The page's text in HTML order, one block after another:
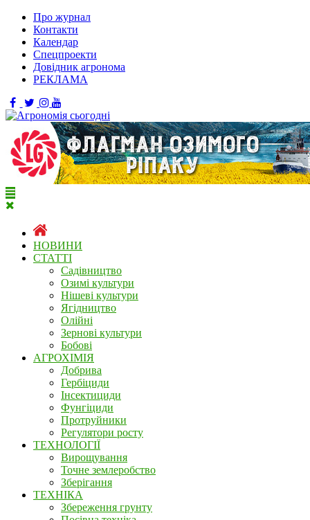
Про журнал
Контакти
Календар
Спецпроекти
Довідник агронома
РЕКЛАМА
НОВИНИ
СТАТТІ
Садівництво
Озимі культури
Нішеві культури
Ягідництво
Олійні
Зернові культури
Бобові
АГРОХІМІЯ
Добрива
Гербіциди
Інсектициди
Фунгіциди
Протруйники
Регулятори росту
ТЕХНОЛОГІЇ
Вирощування
Точне землеробство
Зберігання
ТЕХНІКА
Збереження грунту